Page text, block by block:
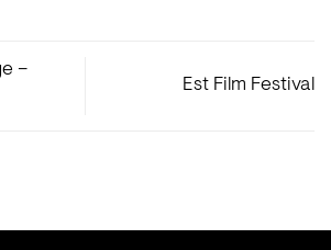
–
Est Film Festival